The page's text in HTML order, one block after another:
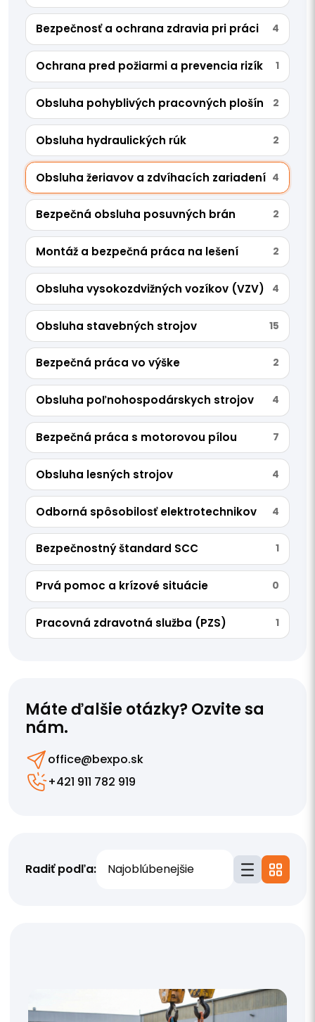
Bezpečnosť a ochrana zdravia pri práci 4
Ochrana pred požiarmi a prevencia rizík 1
Obsluha pohyblivých pracovných plošín 2
Obsluha hydraulických rúk 2
Obsluha žeriavov a zdvíhacích zariadení 4
Bezpečná obsluha posuvných brán 2
Montáž a bezpečná práca na lešení 2
Obsluha vysokozdvižných vozíkov (VZV) 4
Obsluha stavebných strojov 15
Bezpečná práca vo výške 2
Obsluha poľnohospodárskych strojov 4
Bezpečná práca s motorovou pílou 7
Obsluha lesných strojov 4
Odborná spôsobilosť elektrotechnikov 4
Bezpečnostný štandard SCC 1
Prvá pomoc a krízové situácie 0
Pracovná zdravotná služba (PZS) 1
Máte ďalšie otázky? Ozvite sa
nám.
office@bexpo.sk
+421 911 782 919
Radiť podľa: